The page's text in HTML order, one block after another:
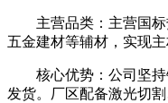
主营品类：主营国标热
五金建材等辅材，实现主
核心优势：公司坚持钢
发货。厂区配备激光切